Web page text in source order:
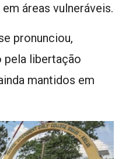
áreas vulneráveis.
pronunciou,
pela libertação
mantidos em